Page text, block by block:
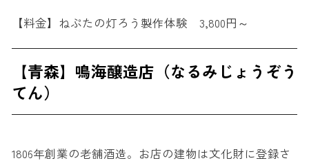
【料金】ねぷたの灯ろう製作体験 3,800円～
【青森】鳴海醸造店（なるみじょうぞう
てん）
1806年創業の老舗酒造。お店の建物は文化財に登録さ